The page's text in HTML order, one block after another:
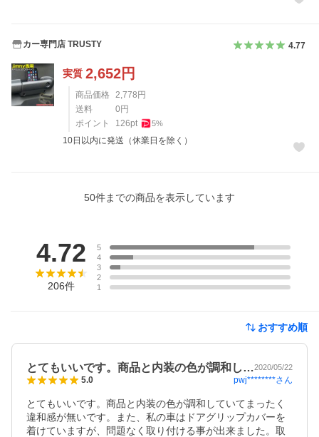
カー専門店 TRUSTY 4.77
実質 2,652円
商品価格 2,778円
送料
0円
ポイント
126pt 5%
10日以内に発送（休業日を除く）
50件までの商品を表示しています
4.72
206件
5
4
3
2
1
おすすめ順
とてもいいです。商品と内装の色が調和し…2020/05/22
5.0 pwj********さん
とてもいいです。商品と内装の色が調和していてまったく
違和感が無いです。また、私の車はドアグリップカバーを
着けていますが、問題なく取り付ける事が出来ました。取